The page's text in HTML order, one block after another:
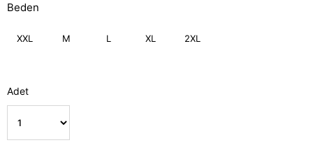
Beden
XXL M L XL 2XL
Adet